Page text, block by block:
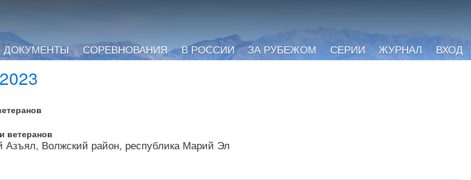
ДОКУМЕНТЫ СОРЕВНОВАНИЯ В РОССИИ ЗА РУБЕЖОМ СЕРИИ ЖУРНАЛ ВХОД
ветеранов
Волжский район, республика Марий Эл